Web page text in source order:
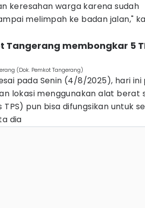
keresahan warga karena sudah
melimpah ke badan jalan,"
Tangerang membongkar 5
(Dok. Pemkot Tangerang)
pada Senin (4/8/2025), hari ini
lokasi menggunakan alat berat
pun bisa difungsikan untuk
dia